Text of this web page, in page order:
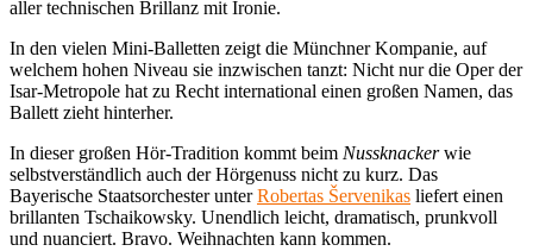
aller technischen Brillanz mit Ironie.
In den vielen Mini-Balletten zeigt die Münchner Kompanie, auf
welchem hohen Niveau sie inzwischen tanzt: Nicht nur die Oper der
Isar-Metropole hat zu Recht international einen großen Namen, das
Ballett zieht hinterher.
In dieser großen Hör-Tradition kommt beim Nussknackerwie
selbstverständlich auch der Hörgenuss nicht zu kurz. Das
Bayerische Staatsorchester unterRobertas Šervenikas liefert einen
brillanten Tschaikowsky. Unendlich leicht, dramatisch, prunkvoll
und nuanciert. Bravo. Weihnachten kann kommen.